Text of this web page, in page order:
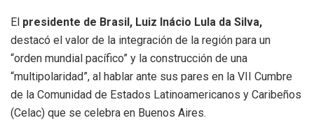
El presidente de Brasil, Luiz Inácio Lula da Silva,
destacó el valor de la integración de la región para un
“orden mundial pacífico” y la construcción de una
“multipolaridad”, al hablar ante sus pares en la VII Cumbre
de la Comunidad de Estados Latinoamericanos y Caribeños
(Celac) que se celebra en Buenos Aires.